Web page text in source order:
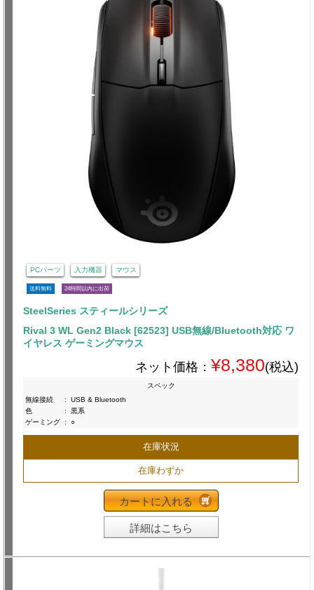
PCパーツ 入力機器 マウス
送料無料 24時間以内に出荷
SteelSeries スティールシリーズ
Rival 3 WL Gen2 Black [62523] USB無線/Bluetooth対応 ワ
イヤレス ゲーミングマウス
ネット価格： ¥8,380(税込)
スペック
無線接続
:
USB & Bluetooth
色
:
黒系
ゲーミング : ○
在庫状況
在庫わずか
カートに入れる
詳細はこちら